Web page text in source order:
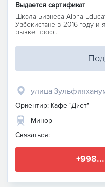
Выдается сертификат
Школа Бизнеса Alpha
Узбекистане в 2016 году и
рынке проф...
улица
Ориентир: Кафе "Диет"
Минор
Связаться: